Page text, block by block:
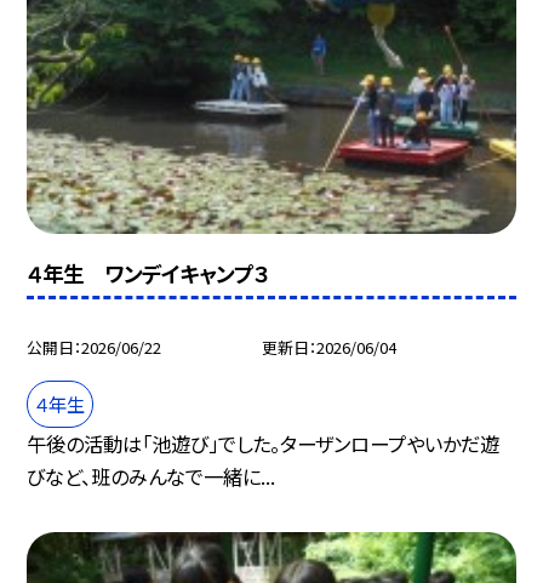
４年生 ワンデイキャンプ３
公開日 2026/06/22 更新日 2026/06/04
４年生
午後の活動は「池遊び」でした。ターザンロープやいかだ遊
びなど、班のみんなで一緒に...